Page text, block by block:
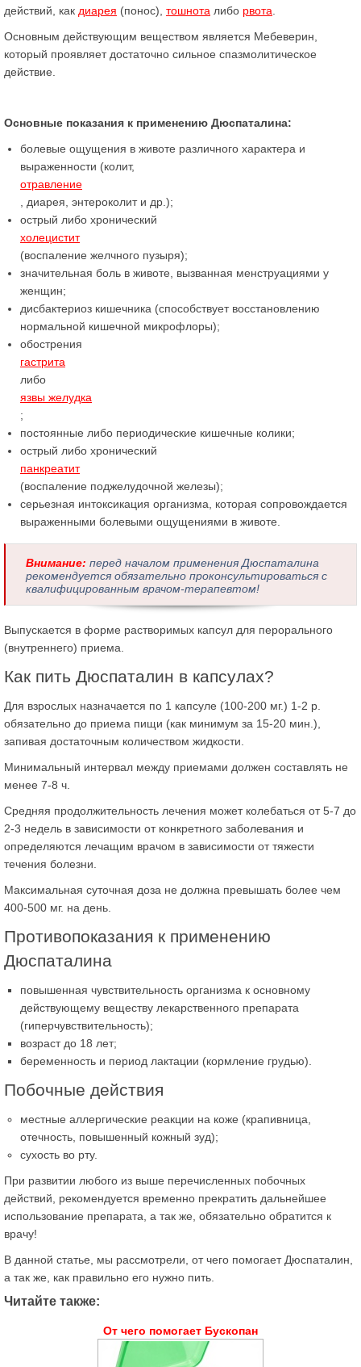
действий, как диарея (понос), тошнота либо рвота
Основным действующим веществом является Мебеверин,
который проявляет достаточно сильное спазмолитическое
действие.
Основные показания к применению Дюспаталина:
болевые ощущения в животе различного характера и
выраженности (колит,
отравление
, диарея, энтероколит и др.);
острый либо хронический
холецистит
(воспаление желчного пузыря);
значительная боль в животе, вызванная менструациями у
женщин;
дисбактериоз кишечника (способствует восстановлению
нормальной кишечной микрофлоры);
обострения
гастрита
либо
язвы желудка
;
постоянные либо периодические кишечные колики;
острый либо хронический
панкреатит
(воспаление поджелудочной железы);
серьезная интоксикация организма, которая сопровождается
выраженными болевыми ощущениями в животе.
Внимание: перед началом применения Дюспаталина
рекомендуется обязательно проконсультироваться с
квалифицированным врачом-терапевтом!
Выпускается в форме растворимых капсул для перорального
(внутреннего) приема.
Как пить Дюспаталин в капсулах?
Для взрослых назначается по 1 капсуле (100-200 мг.) 1-2 р.
обязательно до приема пищи (как минимум за 15-20 мин.),
запивая достаточным количеством жидкости.
Минимальный интервал между приемами должен составлять не
менее 7-8 ч.
Средняя продолжительность лечения может колебаться от 5-7 до
2-3 недель в зависимости от конкретного заболевания и
определяются лечащим врачом в зависимости от тяжести
течения болезни.
Максимальная суточная доза не должна превышать более чем
400-500 мг. на день.
Противопоказания к применению
Дюспаталина
повышенная чувствительность организма к основному
действующему веществу лекарственного препарата
(гиперчувствительность);
возраст до 18 лет;
беременность и период лактации (кормление грудью).
Побочные действия
местные аллергические реакции на коже (крапивница,
отечность, повышенный кожный зуд);
сухость во рту.
При развитии любого из выше перечисленных побочных
действий, рекомендуется временно прекратить дальнейшее
использование препарата, а так же, обязательно обратится к
врачу!
В данной статье, мы рассмотрели, от чего помогает Дюспаталин,
а так же, как правильно его нужно пить.
Читайте также:
От чего помогает Бускопан